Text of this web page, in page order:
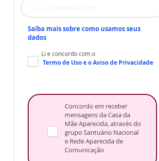
Saiba mais sobre como usamos seus
dados
Li e concordo com o
Termo de Usoe oAviso de Privacidade
Concordo em receber
mensagens da Casa da
Mãe Aparecida, através do
grupo Santuário Nacional
e Rede Aparecida de
Comunicação